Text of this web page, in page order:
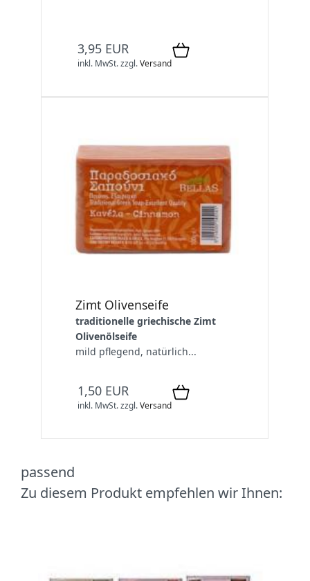
3,95 EUR
inkl. MwSt.zzgl.Versand
Zimt Olivenseife
traditionelle griechische Zimt
Olivenölseife
mild pflegend, natürlich...
1,50 EUR
inkl. MwSt.zzgl.Versand
passend
Zu diesem Produkt empfehlen wir Ihnen: